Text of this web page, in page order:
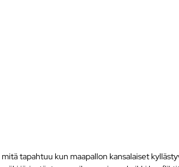
tapahtuu kun maapallon kansalaiset